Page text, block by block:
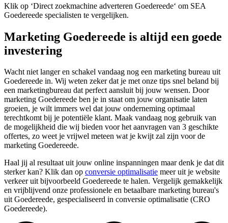
Klik op ‘Direct zoekmachine adverteren Goedereede‘ om SEA
Goedereede specialisten te vergelijken.
Marketing Goedereede is altijd een goede
investering
Wacht niet langer en schakel vandaag nog een marketing bureau uit
Goedereede in. Wij weten zeker dat je met onze tips snel beland bij
een marketingbureau dat perfect aansluit bij jouw wensen. Door
marketing Goedereede ben je in staat om jouw organisatie laten
groeien, je wilt immers wel dat jouw onderneming optimaal
terechtkomt bij je potentiële klant. Maak vandaag nog gebruik van
de mogelijkheid die wij bieden voor het aanvragen van 3 geschikte
offertes, zo weet je vrijwel meteen wat je kwijt zal zijn voor de
marketing Goedereede.
Haal jij al resultaat uit jouw online inspanningen maar denk je dat dit
sterker kan? Klik dan op conversie optimalisatie meer uit je website
verkeer uit bijvoorbeeld Goedereede te halen. Vergelijk gemakkelijk
en vrijblijvend onze professionele en betaalbare marketing bureau's
uit Goedereede, gespecialiseerd in conversie optimalisatie (CRO
Goedereede).